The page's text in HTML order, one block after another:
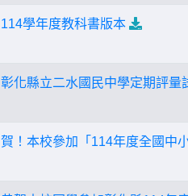
114學年度教科書版本
彰化縣立二水國民中學定期評量
賀！本校參加「114年度全國中